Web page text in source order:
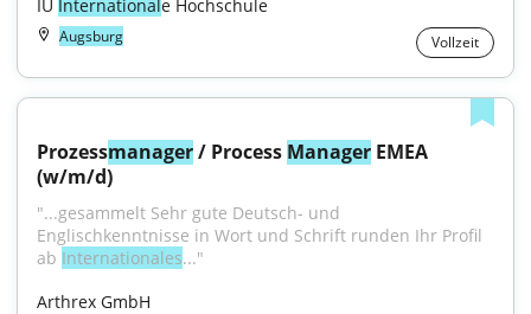
IU Internationale Hochschule
Augsburg Vollzeit
Prozessmanager / Process Manager EMEA
(w/m/d)
"...gesammelt Sehr gute Deutsch- und
Englischkenntnisse in Wort und Schrift runden Ihr Profil
ab Internationales..."
Arthrex GmbH